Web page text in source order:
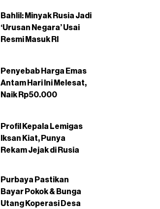
Bahlil: Minyak Rusia Jadi
‘Urusan Negara’ Usai
Resmi Masuk RI
Penyebab Harga Emas
Antam Hari Ini Melesat,
Naik Rp50.000
Profil Kepala Lemigas
Iksan Kiat, Punya
Rekam Jejak di Rusia
Purbaya Pastikan
Bayar Pokok & Bunga
Utang Koperasi Desa